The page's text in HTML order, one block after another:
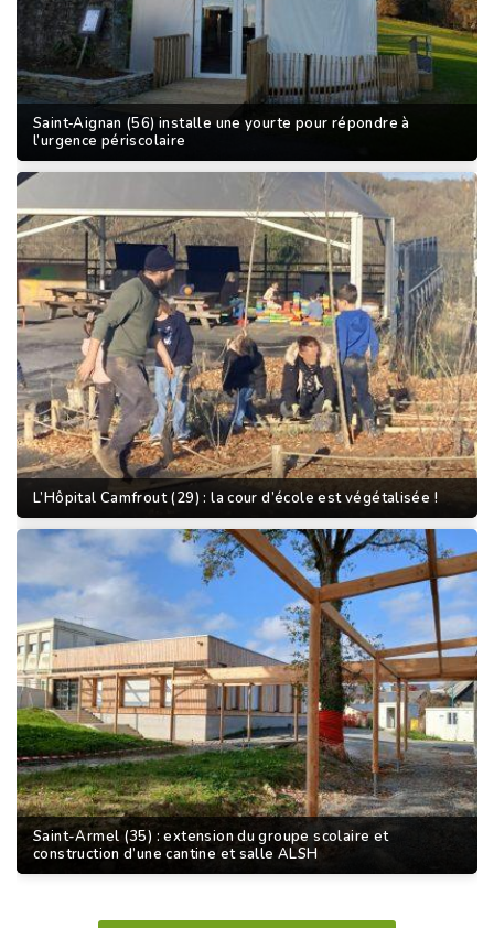
Saint‑Aignan (56) installe une yourte pour répondre à
l’urgence périscolaire
L’Hôpital Camfrout (29) : la cour d’école est végétalisée !
Saint-Armel (35) : extension du groupe scolaire et
construction d’une cantine et salle ALSH